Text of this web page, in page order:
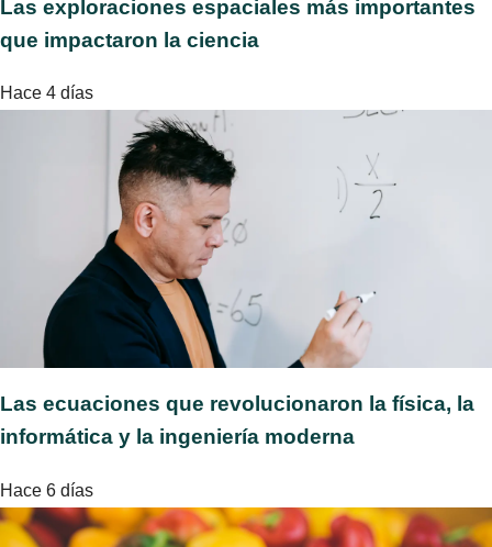
Las exploraciones espaciales más importantes
que impactaron la ciencia
Hace 4 días
Las ecuaciones que revolucionaron la física, la
informática y la ingeniería moderna
Hace 6 días